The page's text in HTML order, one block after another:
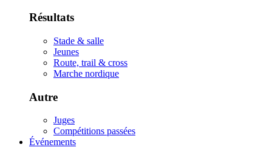
Résultats
Stade & salle
Jeunes
Route, trail & cross
Marche nordique
Autre
Juges
Compétitions passées
Événements